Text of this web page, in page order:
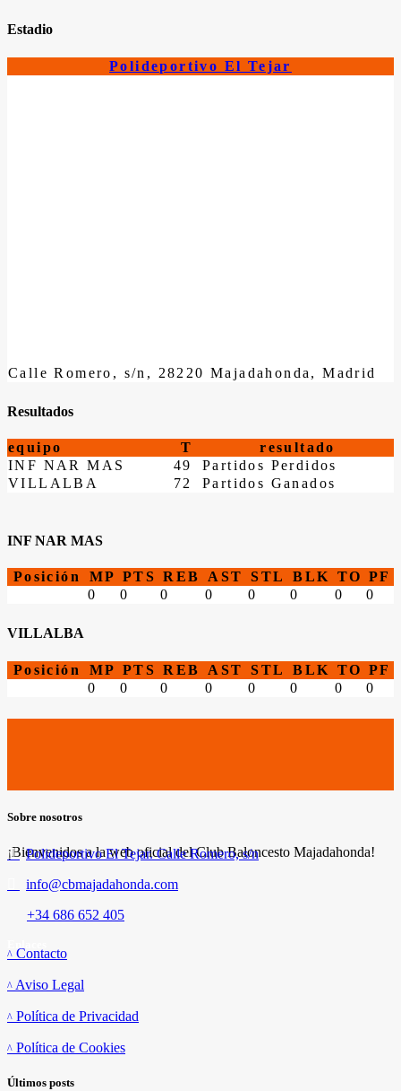
Estadio
Polideportivo El Tejar
Calle Romero, s/n, 28220 Majadahonda, Madrid
Resultados
equipo T
resultado
INF NAR MAS
49
Partidos Perdidos
VILLALBA
72 Partidos Ganados
INF NAR MAS
Posición MP PTS REB AST STL BLK TO PF
0
0 0 0 0 0 0 0
VILLALBA
Posición MP PTS REB AST STL BLK TO PF
0
0 0 0 0 0 0 0
Sobre nosotros
¡Bienvenidos a la web oficial del Club Baloncesto Majadahonda!
Polideportivo El Tejar. Calle Romero, s/n
info@cbmajadahonda.com
+34 686 652 405
Contacto
Aviso Legal
Política de Privacidad
Política de Cookies
Últimos posts